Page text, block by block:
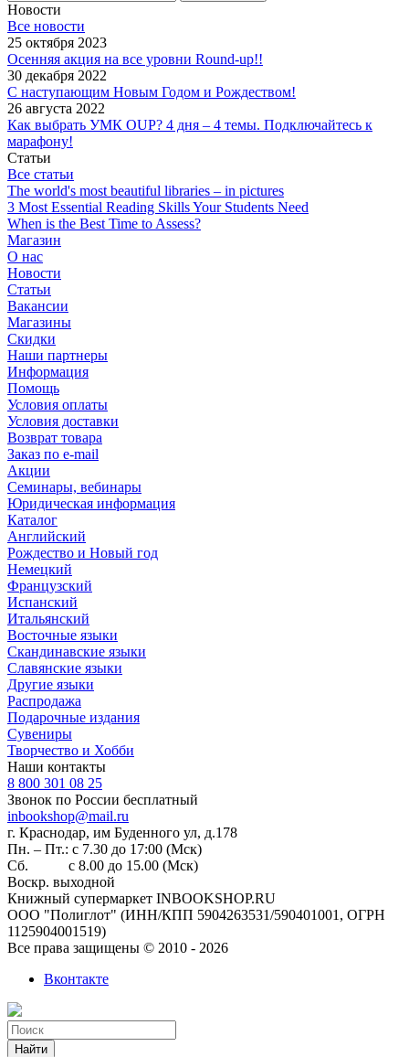
Новости
Все новости
25 октября 2023
Осенняя акция на все уровни Round-up!!
30 декабря 2022
С наступающим Новым Годом и Рождеством!
26 августа 2022
Как выбрать УМК OUP? 4 дня – 4 темы. Подключайтесь к
марафону!
Статьи
Все статьи
The world's most beautiful libraries – in pictures
3 Most Essential Reading Skills Your Students Need
When is the Best Time to Assess?
Магазин
О нас
Новости
Статьи
Вакансии
Магазины
Скидки
Наши партнеры
Информация
Помощь
Условия оплаты
Условия доставки
Возврат товара
Заказ по e-mail
Акции
Семинары, вебинары
Юридическая информация
Каталог
Английский
Рождество и Новый год
Немецкий
Французский
Испанский
Итальянский
Восточные языки
Скандинавские языки
Славянские языки
Другие языки
Распродажа
Подарочные издания
Сувениры
Творчество и Хобби
Наши контакты
8 800 301 08 25
Звонок по России бесплатный
inbookshop@mail.ru
г. Краснодар, им Буденного ул, д.178
Пн. – Пт.: с 7.30 до 17:00 (Мск)
Сб. с 8.00 до 15.00 (Мск)
Воскр. выходной
Книжный супермаркет INBOOKSHOP.RU
ООО "Полиглот" (ИНН/КПП 5904263531/590401001, ОГРН
1125904001519)
Все права защищены © 2010 - 2026
Вконтакте
Найти